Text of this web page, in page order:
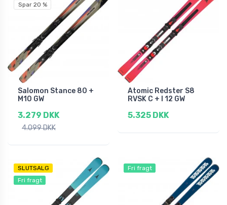
Spar 20 %
Salomon Stance 80 +
M10 GW
3.279 DKK
4.099 DKK
Atomic Redster S8
RVSK C + I 12 GW
5.325 DKK
SLUTSALG
Fri fragt
Fri fragt